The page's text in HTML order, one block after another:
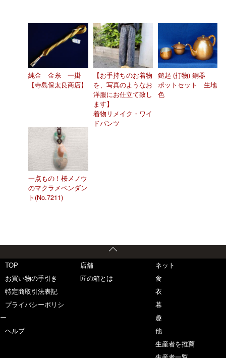
純金 金糸 一掛
【寺島保太良商店】
【お手持ちのお着物
を、写真のようなお
洋服にお仕立て致し
ます】
着物リメイク・ワイ
ドパンツ
鎚起 (打物) 銅器
ポットセット 生地
色
一点もの！桜メノウ
のマクラメペンダン
ト(No.7211)
TOP
お買い物の手引き
特定商取引法表記
プライバシーポリシ
ー
ヘルプ
店舗
匠の箱とは
ネット
食
衣
暮
趣
他
生産者を推薦